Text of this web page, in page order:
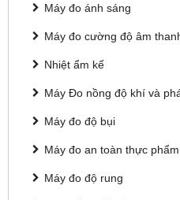
Máy đo ánh sáng
Máy đo cường độ âm
Nhiệt ẩm kế
Máy Đo nồng độ khí và
Máy đo độ bụi
Máy đo an toàn thực phẩm
Máy đo độ rung